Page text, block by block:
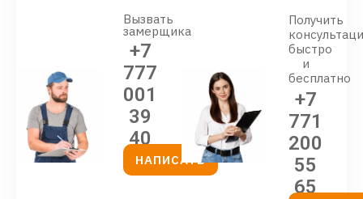
Вызвать
замерщика
+7
777
001
39
40
НАПИСАТЬ
Получить
быстро
и
бесплатно
+7
771
200
55
65